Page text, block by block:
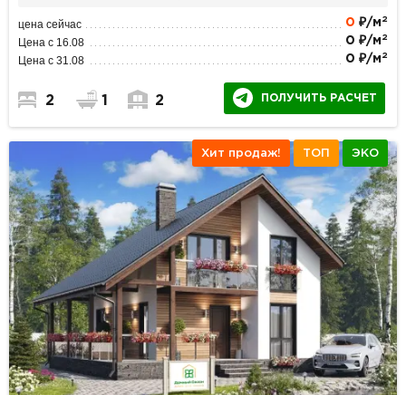
цена сейчас 0 ₽/м 2
Цена с 16.08 0 ₽/м 2
Цена с 31.08 0 ₽/м 2
2 1 2 ПОЛУЧИТЬ РАСЧЕТ
Хит продаж! ТОП ЭКО